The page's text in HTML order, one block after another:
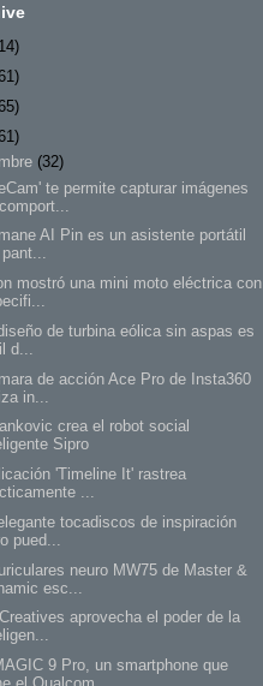
(32)
te permite capturar imágenes
AI Pin es un asistente portátil
mostró una mini moto eléctrica con
de turbina eólica sin aspas es
d...
de acción Ace Pro de Insta360
in...
crea el robot social
Sipro
'Timeline It' rastrea
...
tocadiscos de inspiración
pued...
neuro MW75 de Master &
esc...
aprovecha el poder de la
9 Pro, un smartphone que